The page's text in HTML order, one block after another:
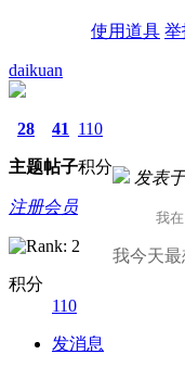
使用道具 举
daikuan
28
主题
41
帖子
110
积分
注册会员
积分
110
发消息
发表
我在
我今天最